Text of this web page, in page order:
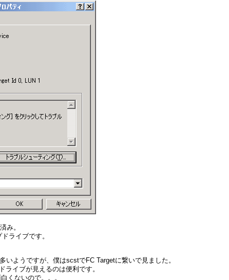
み。
ライブです。
ようですが、僕はscstでFC Targetに繋いで見ました。
ライブが見えるのは便利です。
くないので。。。